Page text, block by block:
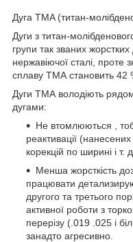
Дуга TMA (титан-
Дуги з титан-
групи так званих
нержавіючої сталі, проте
сплаву ТМА становить 42 %
Дуги ТМА володіють рядом
дугами:
Не втомлюються ,
реактивації
корекцій по ширині і т.
Менша жорсткість
працювати
другого та третього
активної роботи з
перерізу (.019 .025 і
занадто агресивно.